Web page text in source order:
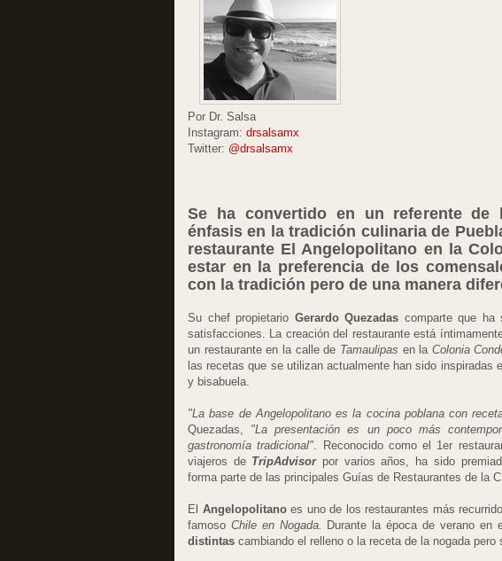
Por Dr. Salsa
Instagram: drsalsamx
Twitter: @drsalsamx
Se ha convertido en un referente de
énfasis en la tradición culinaria de
restaurante El Angelopolitano en la
estar en la preferencia de los
con la tradición pero de una manera
Su chef propietario Gerardo Quezadas comparte que ha
satisfacciones. La creación del restaurante está
un restaurante en la calle de Tamaulipas en la Colonia
las recetas que se utilizan actualmente han sido inspiradas
y bisabuela.
"La base de Angelopolitano es la cocina poblana con
Quezadas, "La presentación es un poco más
gastronomía tradicional". Reconocido como el 1er
viajeros de TripAdvisor por varios años, ha sido
forma parte de las principales Guías de Restaurantes de la
El Angelopolitanoes uno de los restaurantes más
famoso Chile en Nogada. Durante la época de verano en
distintas cambiando el relleno o la receta de la nogada